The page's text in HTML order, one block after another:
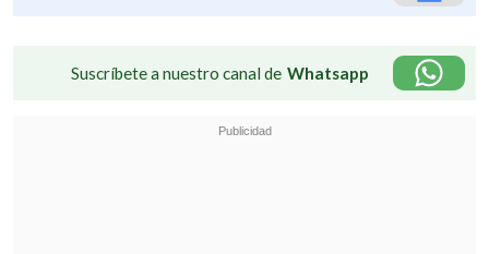
Suscríbete a nuestro canal de Whatsapp